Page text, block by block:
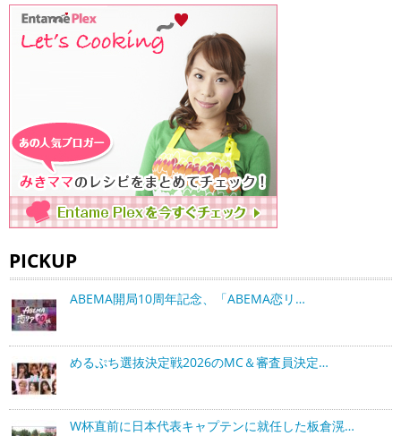
PICKUP
ABEMA開局10周年記念、「ABEMA恋リ…
めるぷち選抜決定戦2026のMC＆審査員決定…
W杯直前に日本代表キャプテンに就任した板倉滉…